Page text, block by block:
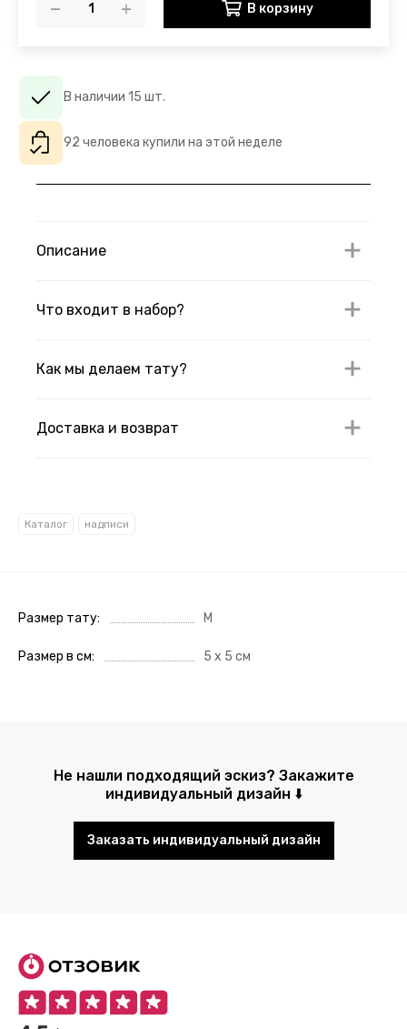
В корзину
В наличии 15 шт.
92 человека купили на этой неделе
Описание
Что входит в набор?
Как мы делаем тату?
Доставка и возврат
Каталог надписи
Размер тату M
Размер в см 5 х 5 см
Не нашли подходящий эскиз? Закажите
индивидуальный дизайн ⬇️
Заказать индивидуальный дизайн